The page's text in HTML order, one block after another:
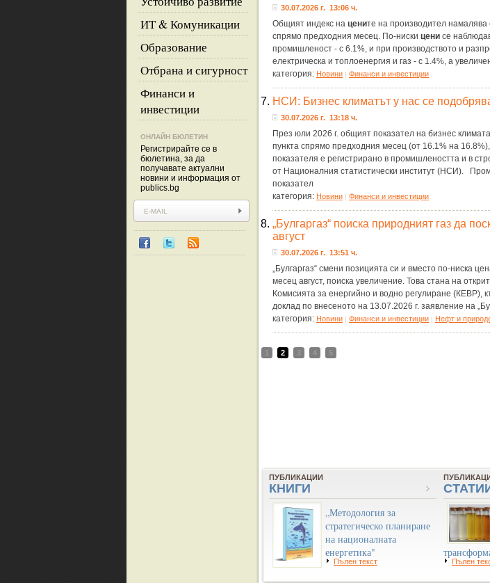
ИТ & Комуникации
Образование
Отбрана и сигурност
Финанси и
инвестиции
ОНЛАЙН БЮЛЕТИН
Регистрирайте се в
бюлетина, за да
получавате актуални
новини и информация от
publics.bg
30.07.2026 г. 13:06 ч.
Общият индекс на цените на производител намалява
спрямо предходния месец. По-ниски цени се
промишленост - с 6.1%, и при производството и
електрическа и топлоенергия и газ - с 1.4%, а
категория: Новини | Финанси и инвестиции
7. НСИ: Бизнес климатът у нас се
30.07.2026 г. 13:18 ч.
През юли 2026 г. общият показател на бизнес
пункта спрямо предходния месец (от 16.1% на
показателя е регистрирано в промишлеността и в
от Националния статистически институт (НСИ).
показател
категория: Новини | Финанси и инвестиции
8. „Булгаргаз“ поиска природният газ да
август
30.07.2026 г. 13:51 ч.
„Булгаргаз“ смени позицията си и вместо по-ниска
месец август, поиска увеличение. Това стана на
Комисията за енергийно и водно регулиране (КЕВР),
доклад по внесеното на 13.07.2026 г. заявление на
категория: Новини | Финанси и инвестиции | Нефт и
1 2 3 4 5
ПУБЛИКАЦИИ
КНИГИ
„Методология за
стратегическо планиране
на националната
енергетика"
Пълен текст Пълен